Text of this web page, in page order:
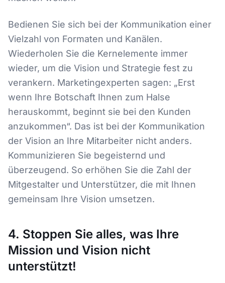
Bedienen Sie sich bei der Kommunikation einer
Vielzahl von Formaten und Kanälen.
Wiederholen Sie die Kernelemente immer
wieder, um die Vision und Strategie fest zu
verankern. Marketingexperten sagen: „Erst
wenn Ihre Botschaft Ihnen zum Halse
herauskommt, beginnt sie bei den Kunden
anzukommen“. Das ist bei der Kommunikation
der Vision an Ihre Mitarbeiter nicht anders.
Kommunizieren Sie begeisternd und
überzeugend. So erhöhen Sie die Zahl der
Mitgestalter und Unterstützer, die mit Ihnen
gemeinsam Ihre Vision umsetzen.
4. Stoppen Sie alles, was Ihre
Mission und Vision nicht
unterstützt!